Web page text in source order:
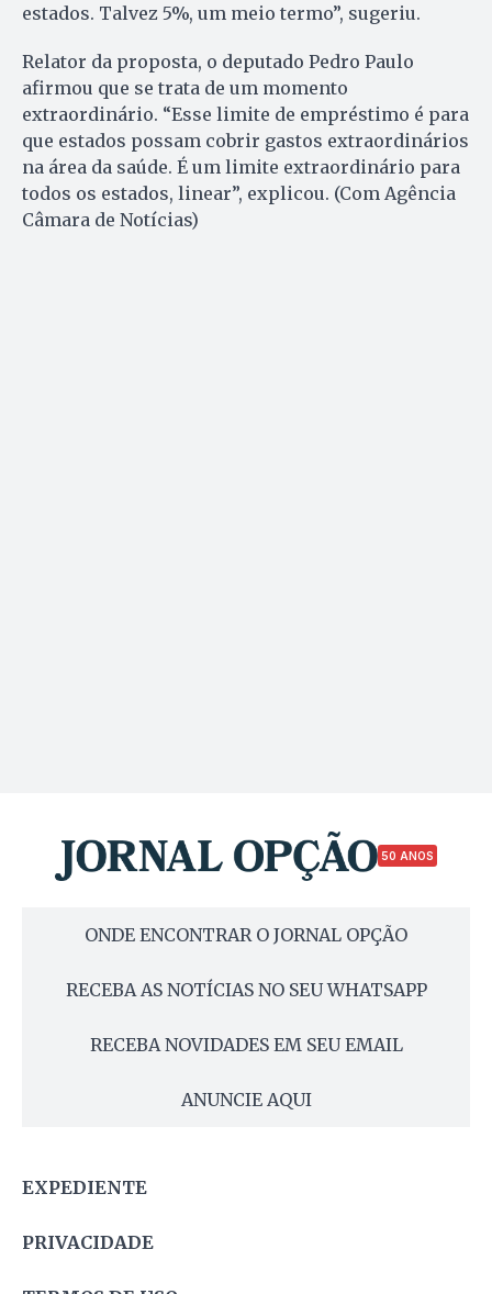
estados. Talvez 5%, um meio termo”, sugeriu.
Relator da proposta, o deputado Pedro Paulo
afirmou que se trata de um momento
extraordinário. “Esse limite de empréstimo é para
que estados possam cobrir gastos extraordinários
na área da saúde. É um limite extraordinário para
todos os estados, linear”, explicou. (Com Agência
Câmara de Notícias)
50 ANOS
ONDE ENCONTRAR O JORNAL OPÇÃO
RECEBA AS NOTÍCIAS NO SEU WHATSAPP
RECEBA NOVIDADES EM SEU EMAIL
ANUNCIE AQUI
EXPEDIENTE
PRIVACIDADE